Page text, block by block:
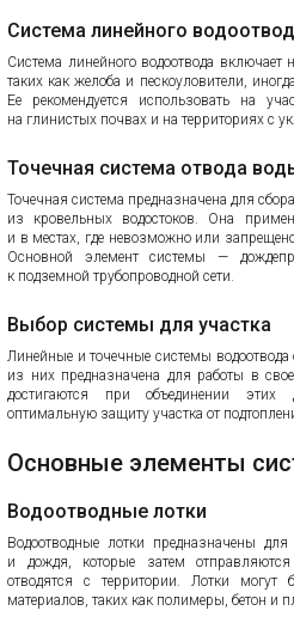
Система линейного
Система линейного водоотвода включает
таких как желоба и пескоуловители,
Ее рекомендуется использовать на
на глинистых почвах и на территориях с
Точечная система отвода
Точечная система предназначена для
из кровельных водостоков. Она
и в местах, где невозможно или
Основной элемент системы —
к подземной трубопроводной сети.
Выбор системы для участка
Линейные и точечные системы
из них предназначена для работы в
достигаются при объединении этих
оптимальную защиту участка от
Основные элементы
Водоотводные лотки
Водоотводные лотки предназначены
и дождя, которые затем
отводятся с территории. Лотки
материалов, таких как полимеры, бетон и